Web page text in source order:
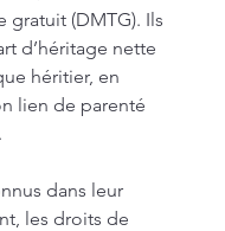
gratuit (DMTG). Ils
d’héritage nette
héritier, en
lien de parenté
dans leur
les droits de